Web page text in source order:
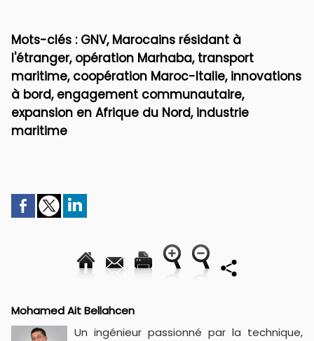
Mots-clés : GNV, Marocains résidant à
l'étranger, opération Marhaba, transport
maritime, coopération Maroc-Italie, innovations
à bord, engagement communautaire,
expansion en Afrique du Nord, industrie
maritime
Mohamed Ait Bellahcen
Un ingénieur passionné par la technique,